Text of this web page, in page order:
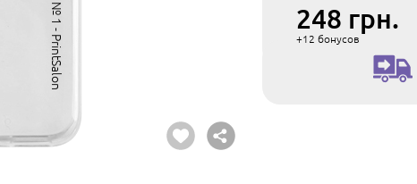
248 грн.
+12 бонусов